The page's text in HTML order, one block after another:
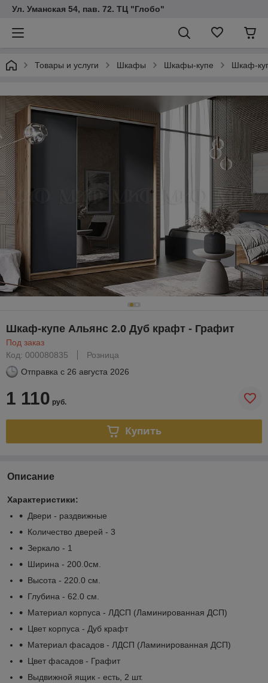
Ул. Уманская 54, пав. 72. ТЦ "Глобо"
Товары и услуги Шкафы Шкафы-купе Шкаф-
Шкаф-купе Альянс 2.0 Дуб крафт - Графит
Под заказ
Код: 000080835
Розница
Отправка с 26 августа 2026
1 110 руб.
Купить
Описание
Характеристики:
Двери - раздвижные
Количество дверей - 3
Зеркало - 1
Ширина - 200.0см.
Высота - 220.0 см.
Глубина - 62.0 см.
Материал корпуса - ЛДСП (Ламинированная ДСП)
Цвет корпуса - Дуб крафт
Материал фасадов - ЛДСП (Ламинированная ДСП)
Цвет фасадов - Графит
Выдвижной ящик - есть, 2 шт.